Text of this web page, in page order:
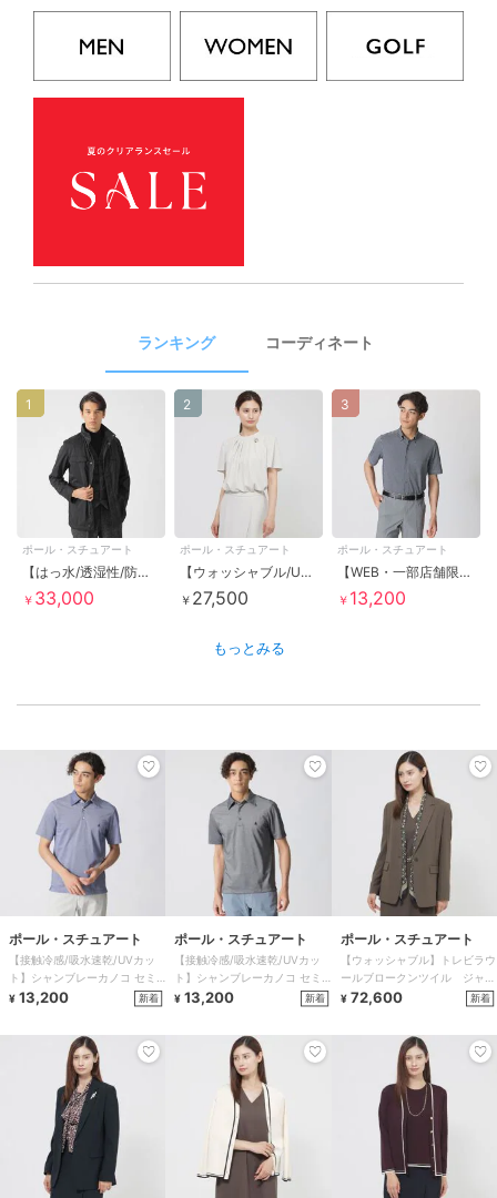
ランキング コーディネート
ポール・スチュアート
【はっ水/透湿性/防風】M-65 3wayブルゾン
￥ 33,000
1
ポール・スチュアート
【ウォッシャブル/UV対策/吸水速乾/接触冷感】ハイスペックジョーゼット ブラウス
￥ 27,500
2
ポール・スチュアート
【WEB・一部店舗限定】ストライプサッカージャージーシャツ
￥ 13,200
3
もっとみる
ポール・スチュアート
【接触冷感/吸水速乾/UVカッ
ト】シャンブレーカノコ セミ
ワイドカラーポロシャツ
¥ 13,200 新着
ポール・スチュアート
【接触冷感/吸水速乾/UVカッ
ト】シャンブレーカノコ セミ
ワイドカラーポロシャツ
¥ 13,200 新着
ポール・スチュアート
【ウォッシャブル】トレビラウ
ールブロークンツイル ジャケ
ット
¥ 72,600 新着